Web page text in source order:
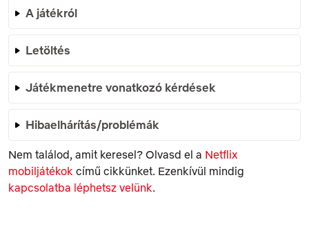
A játékról
Letöltés
Játékmenetre vonatkozó kérdések
Hibaelhárítás/problémák
Nem találod, amit keresel? Olvasd el a Netflix
mobiljátékok című cikkünket. Ezenkívül mindig
kapcsolatba léphetsz velünk.